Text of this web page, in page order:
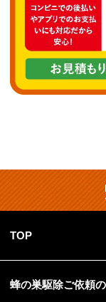
TOP
蜂の巣駆除ご依頼